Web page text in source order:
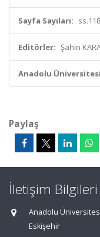
Sayfa Sayıları:
Editörler: Şahin
Anadolu
Paylaş
İletişim Bilgileri
Anadolu
Eskişehir